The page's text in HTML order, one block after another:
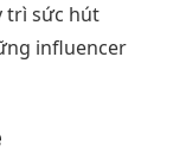
trì sức hút
influencer